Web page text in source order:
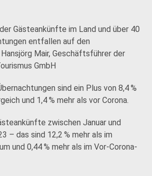
Gästeankünfte im Land und über 40
entfallen auf den
Mair, Geschäftsführer der
GmbH
sind ein Plus von 8,4 %
und 1,4 % mehr als vor Corona.
zwischen Januar und
– das sind 12,2 % mehr als im
und 0,44 % mehr als im Vor-Corona-